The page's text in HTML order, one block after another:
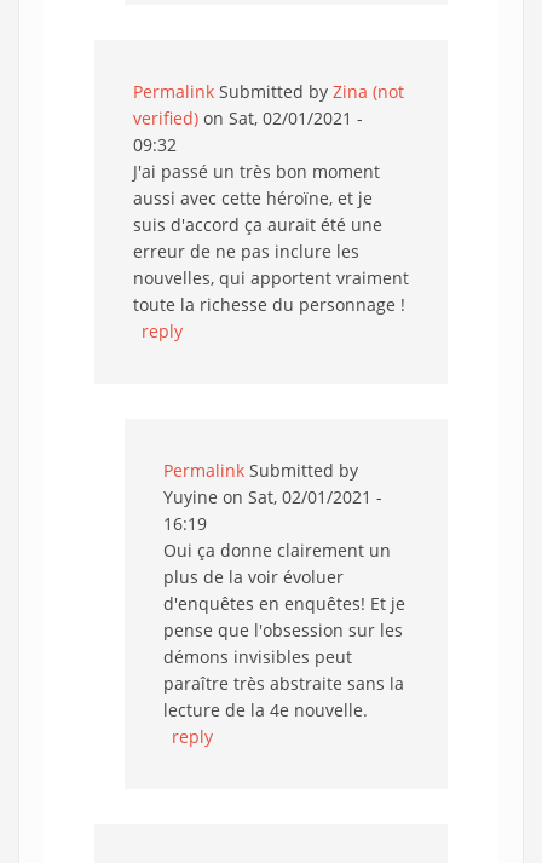
Permalink Submitted by Zina (not
verified) on Sat, 02/01/2021 -
09:32
J'ai passé un très bon moment
aussi avec cette héroïne, et je
suis d'accord ça aurait été une
erreur de ne pas inclure les
nouvelles, qui apportent vraiment
toute la richesse du personnage !
reply
Permalink Submitted by
Yuyine on Sat, 02/01/2021 -
16:19
Oui ça donne clairement un
plus de la voir évoluer
d'enquêtes en enquêtes! Et je
pense que l'obsession sur les
démons invisibles peut
paraître très abstraite sans la
lecture de la 4e nouvelle.
reply